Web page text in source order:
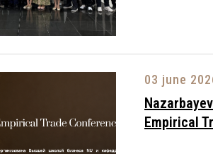
03 june
Empirical